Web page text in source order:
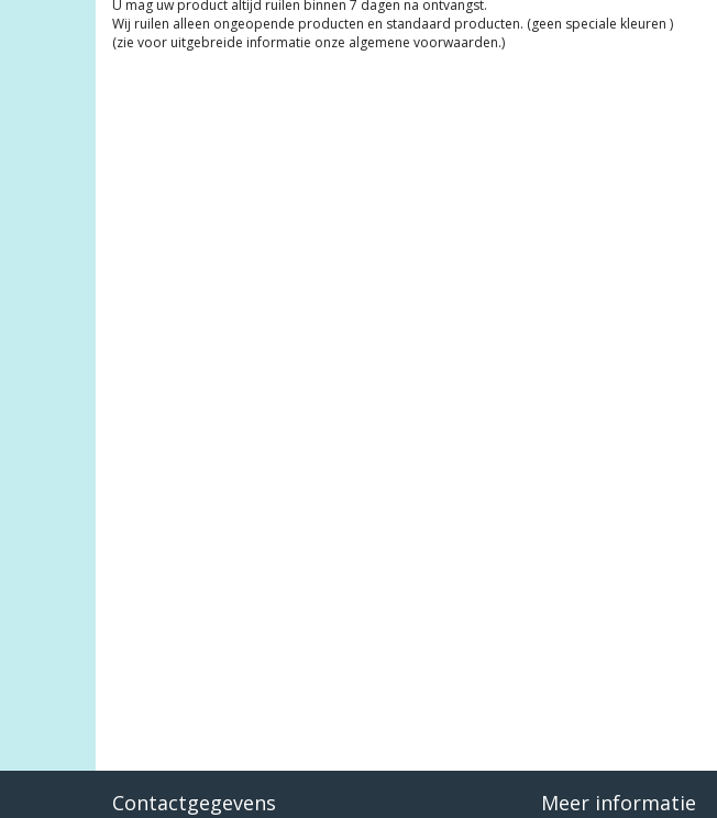
U mag uw product altijd ruilen binnen 7 dagen na ontvangst.
Wij ruilen alleen ongeopende producten en standaard producten. (geen speciale kleuren )
(zie voor uitgebreide informatie onze algemene voorwaarden.)
Contactgegevens Meer informatie